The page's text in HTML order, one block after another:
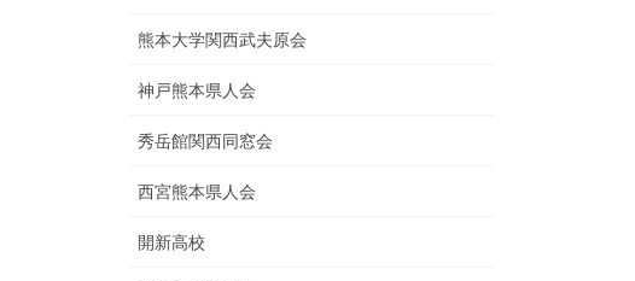
熊本大学関西武夫原会
神戸熊本県人会
秀岳館関西同窓会
西宮熊本県人会
開新高校